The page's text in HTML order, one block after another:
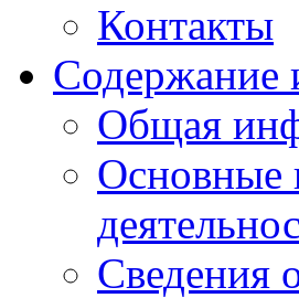
Контакты
Общая
Основные
Сведения